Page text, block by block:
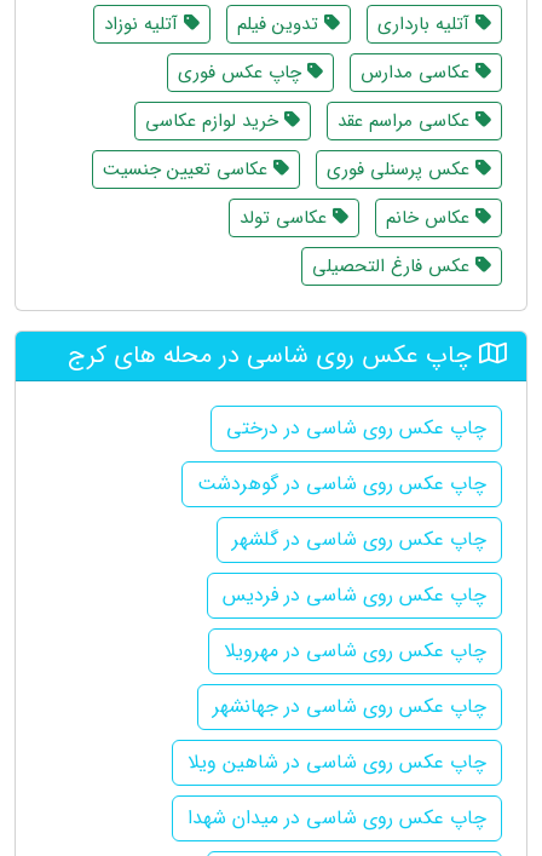
آتلیه بارداری تدوین فیلم
آتلیه نوزاد
عکاسی مدارس
چاپ عکس فوری
عکاسی مراسم عقد
خرید لوازم عکاسی
عکس پرسنلی فوری
عکاسی تعیین جنسیت
عکاس خانم
عکاسی تولد
عکس فارغ التحصیلی
چاپ عکس روی شاسی در محله های کرج
چاپ عکس روی شاسی در درختی
چاپ عکس روی شاسی در گوهردشت
چاپ عکس روی شاسی در گلشهر
چاپ عکس روی شاسی در فردیس
چاپ عکس روی شاسی در مهرویلا
چاپ عکس روی شاسی در جهانشهر
چاپ عکس روی شاسی در شاهین ویلا
چاپ عکس روی شاسی در میدان شهدا